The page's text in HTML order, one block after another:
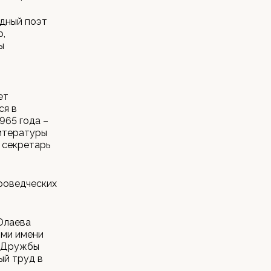
поэт
в
года –
имени
Дружбы
труд в